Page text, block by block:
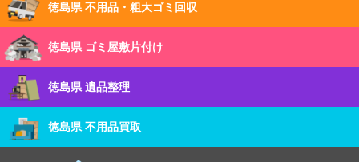
徳島県 不用品・粗大ゴミ回収
徳島県 ゴミ屋敷片付け
徳島県 遺品整理
徳島県 不用品買取